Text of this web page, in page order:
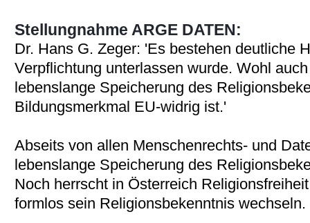
Stellungnahme ARGE DATEN:
Dr. Hans G. Zeger: 'Es bestehen deutliche
Verpflichtung unterlassen wurde. Wohl
lebenslange Speicherung des
Bildungsmerkmal EU-widrig ist.'
Abseits von allen Menschenrechts- und
lebenslange Speicherung des
Noch herrscht in Österreich
formlos sein Religionsbekenntnis wechseln.